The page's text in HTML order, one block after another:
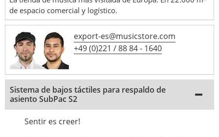
de espacio comercial y logístico.
export-es@musicstore.com
+49 (0)221 / 88 84 - 1640
Sistema de bajos táctiles para respaldo de
asiento SubPac S2
Sentir es creer!